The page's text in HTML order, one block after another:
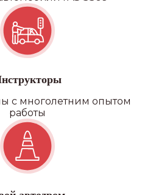
с многолетним опытом
работы